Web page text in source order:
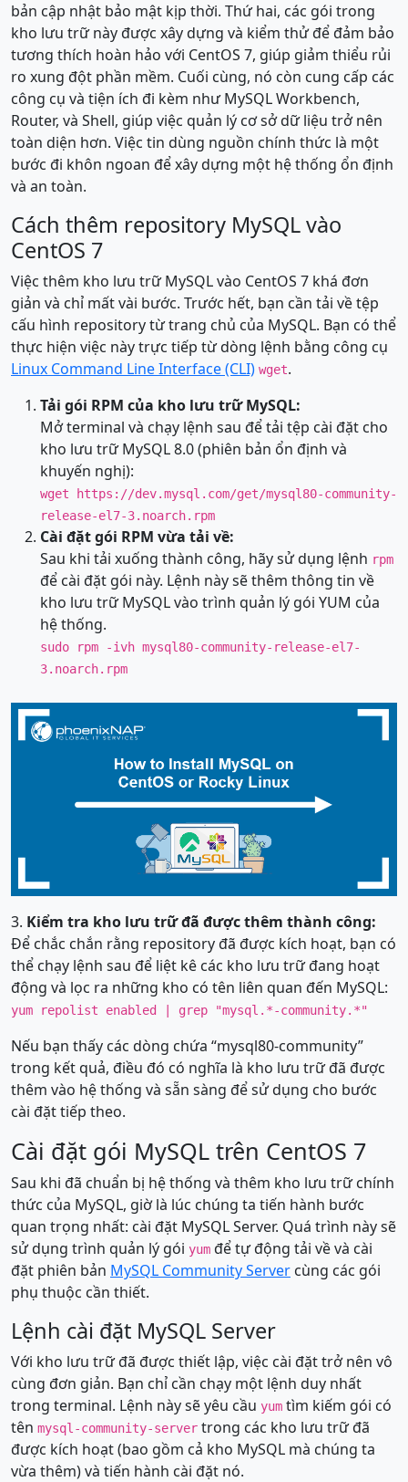
bản cập nhật bảo mật kịp thời. Thứ hai, các gói trong
kho lưu trữ này được xây dựng và kiểm thử để đảm bảo
tương thích hoàn hảo với CentOS 7, giúp giảm thiểu rủi
ro xung đột phần mềm. Cuối cùng, nó còn cung cấp các
công cụ và tiện ích đi kèm như MySQL Workbench,
Router, và Shell, giúp việc quản lý cơ sở dữ liệu trở nên
toàn diện hơn. Việc tin dùng nguồn chính thức là một
bước đi khôn ngoan để xây dựng một hệ thống ổn định
và an toàn.
Cách thêm repository MySQL vào
CentOS 7
Việc thêm kho lưu trữ MySQL vào CentOS 7 khá đơn
giản và chỉ mất vài bước. Trước hết, bạn cần tải về tệp
cấu hình repository từ trang chủ của MySQL. Bạn có thể
thực hiện việc này trực tiếp từ dòng lệnh bằng công cụ
Linux Command Line Interface (CLI) wget.
Tải gói RPM của kho lưu trữ MySQL:
Mở terminal và chạy lệnh sau để tải tệp cài đặt cho
kho lưu trữ MySQL 8.0 (phiên bản ổn định và
khuyến nghị):
wget https://dev.mysql.com/get/mysql80-community-
release-el7-3.noarch.rpm
Cài đặt gói RPM vừa tải về:
Sau khi tải xuống thành công, hãy sử dụng lệnh rpm
để cài đặt gói này. Lệnh này sẽ thêm thông tin về
kho lưu trữ MySQL vào trình quản lý gói YUM của
hệ thống.
sudo rpm -ivh mysql80-community-release-el7-
3.noarch.rpm
3. Kiểm tra kho lưu trữ đã được thêm thành công:
Để chắc chắn rằng repository đã được kích hoạt, bạn có
thể chạy lệnh sau để liệt kê các kho lưu trữ đang hoạt
động và lọc ra những kho có tên liên quan đến MySQL:
yum repolist enabled | grep "mysql.*-community.*"
Nếu bạn thấy các dòng chứa “mysql80-community”
trong kết quả, điều đó có nghĩa là kho lưu trữ đã được
thêm vào hệ thống và sẵn sàng để sử dụng cho bước
cài đặt tiếp theo.
Cài đặt gói MySQL trên CentOS 7
Sau khi đã chuẩn bị hệ thống và thêm kho lưu trữ chính
thức của MySQL, giờ là lúc chúng ta tiến hành bước
quan trọng nhất: cài đặt MySQL Server. Quá trình này sẽ
sử dụng trình quản lý gói yum để tự động tải về và cài
đặt phiên bản MySQL Community Server cùng các gói
phụ thuộc cần thiết.
Lệnh cài đặt MySQL Server
Với kho lưu trữ đã được thiết lập, việc cài đặt trở nên vô
cùng đơn giản. Bạn chỉ cần chạy một lệnh duy nhất
trong terminal. Lệnh này sẽ yêu cầu yum tìm kiếm gói có
tên mysql-community-server trong các kho lưu trữ đã
được kích hoạt (bao gồm cả kho MySQL mà chúng ta
vừa thêm) và tiến hành cài đặt nó.